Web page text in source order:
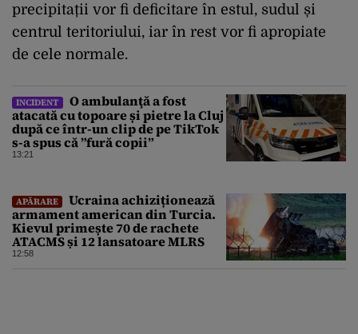
precipitații vor fi deficitare în estul, sudul și
centrul teritoriului, iar în rest vor fi apropiate
de cele normale.
INCIDENT
O ambulanţă a fost
atacată cu topoare și pietre la Cluj
după ce într-un clip de pe TikTok
s-a spus că ”fură copii”
13:21
APĂRARE
Ucraina achiziționează
armament american din Turcia.
Kievul primește 70 de rachete
ATACMS și 12 lansatoare MLRS
12:58